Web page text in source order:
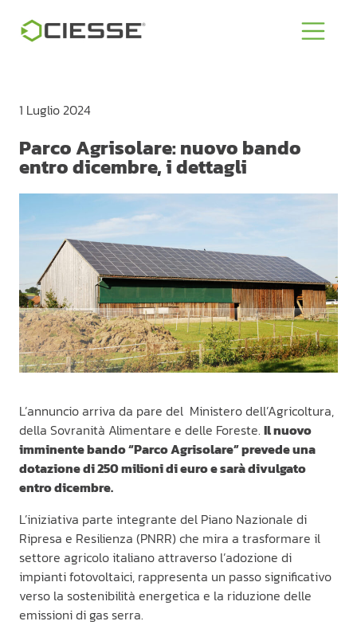
1 Luglio 2024
Parco Agrisolare: nuovo bando
entro dicembre, i dettagli
L’annuncio arriva da pare del Ministero dell’Agricoltura,
della Sovranità Alimentare e delle Foreste. Il nuovo
imminente bando “Parco Agrisolare” prevede una
dotazione di 250 milioni di euro e sarà divulgato
entro dicembre.
L’iniziativa parte integrante del Piano Nazionale di
Ripresa e Resilienza (PNRR) che mira a trasformare il
settore agricolo italiano attraverso l’adozione di
impianti fotovoltaici, rappresenta un passo significativo
verso la sostenibilità energetica e la riduzione delle
emissioni di gas serra.